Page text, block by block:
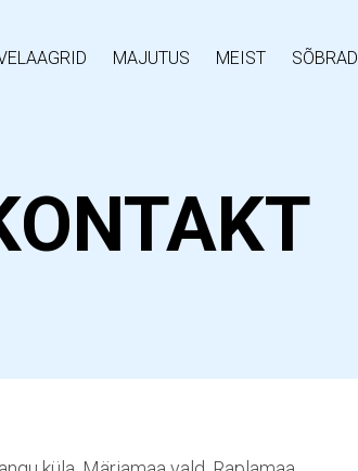
MAJUTUS MEIST SÕBRAD